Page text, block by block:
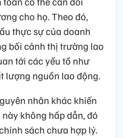
cho họ. Theo đó,
thực sự của doanh
bối cảnh thị trường lao
tới các yếu tố như
lượng nguồn lao động.
nhân khác khiến
không hấp dẫn, đó
sách chưa hợp lý.